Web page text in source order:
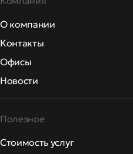
О компании
Контакты
Офисы
Новости
Полезное
Стоимость услуг